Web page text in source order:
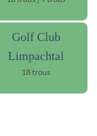
Golf Club
Limpachtal
18 trous